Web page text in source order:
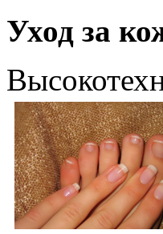
Уход за